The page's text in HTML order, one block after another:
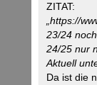
ZITAT:
„https://
23/24
24/25 nur
Aktuell
Da ist die